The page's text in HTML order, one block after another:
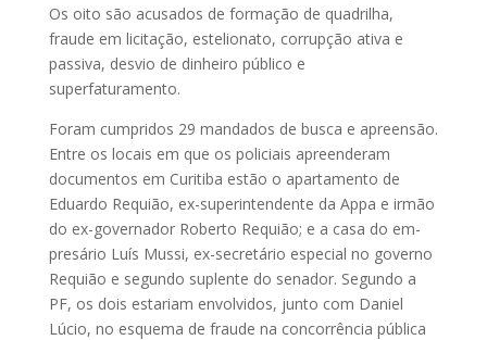
Os oito são acusados de formação de quadrilha,
fraude em licitação, estelionato, corrupção ativa e
passiva, desvio de dinheiro público e
superfaturamento.
Foram cumpridos 29 mandados de busca e apreensão.
Entre os locais em que os policiais apreenderam
documentos em Curitiba estão o apartamento de
Eduardo Requião, ex-superintendente da Appa e irmão
do ex-governador Roberto Requião; e a casa do em­­
presário Luís Mussi, ex-secretário especial no governo
Requião e se­­gundo suplente do senador. Se­­gundo a
PF, os dois estariam envolvidos, junto com Daniel
Lúcio, no esquema de fraude na concorrência pública